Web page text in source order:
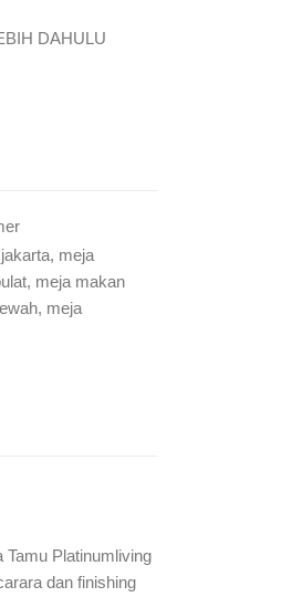
DAHULU
, meja
, meja makan
, meja
Tamu Platinumliving
dan finishing